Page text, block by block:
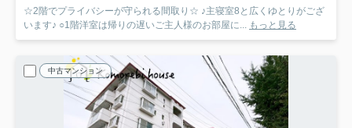
☆2階でプライバシーが守られる間取り☆ ♪主寝室8と広くゆとりがござ
います♪ ○1階洋室は帰りの遅いご主人様のお部屋に... もっと見る
中古マンション